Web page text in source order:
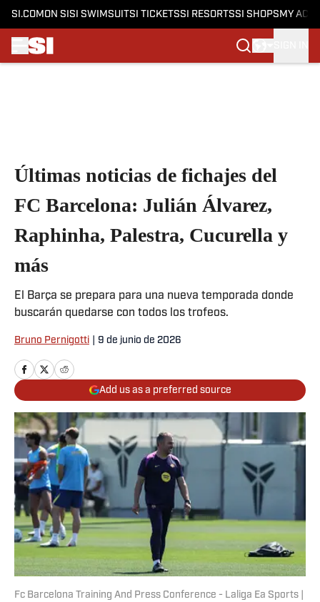
SI.COM ON SI SI SWIMSUITSI TICKETSSI RESORTSSI SHOPS MY
Últimas noticias de fichajes del
FC Barcelona: Julián Álvarez,
Raphinha, Palestra, Cucurella y
más
El Barça se prepara para una nueva temporada donde
buscarán quedarse con todos los trofeos.
Bruno Pernigotti 9 de junio de 2026
Add us as a preferred source
Fc Barcelona Training And Press Conference - Laliga Ea Sports |